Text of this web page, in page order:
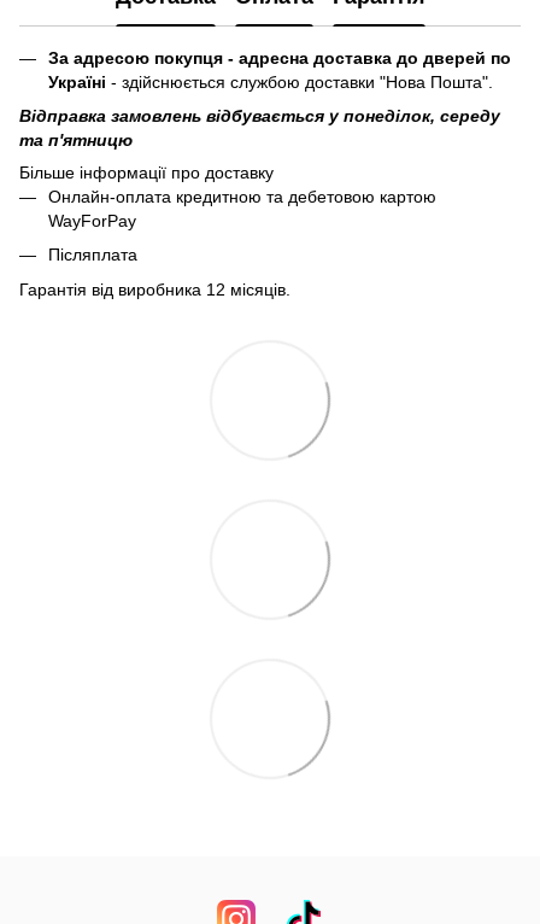
За адресою покупця - адресна доставка до дверей по
Україні - здійснюється службою доставки "Нова Пошта".
Відправка замовлень відбувається у понеділок, середу
та п'ятницю
Більше інформації про доставку
Онлайн-оплата кредитною та дебетовою картою
WayForPay
Післяплата
Гарантія від виробника 12 місяців.